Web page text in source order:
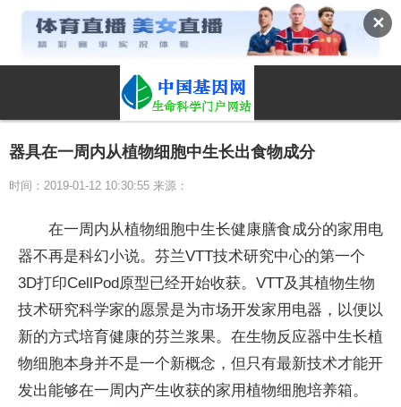
✕
器具在一周内从植物细胞中生长出食物成分
时间：2019-01-12 10:30:55 来源：
在一周内从植物细胞中生长健康膳食成分的家用电
器不再是科幻小说。芬兰VTT技术研究中心的第一个
3D打印CellPod原型已经开始收获。VTT及其植物生物
技术研究科学家的愿景是为市场开发家用电器，以便以
新的方式培育健康的芬兰浆果。在生物反应器中生长植
物细胞本身并不是一个新概念，但只有最新技术才能开
发出能够在一周内产生收获的家用植物细胞培养箱。